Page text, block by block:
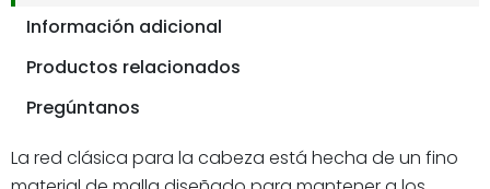
Información adicional
Productos relacionados
Pregúntanos
La red clásica para la cabeza está hecha de un fino